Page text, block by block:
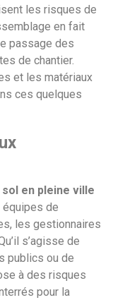
les risques de
en fait
passage des
de chantier.
et les matériaux
ces quelques
en pleine ville
de
les gestionnaires
s’agisse de
publics ou de
à des risques
pour la